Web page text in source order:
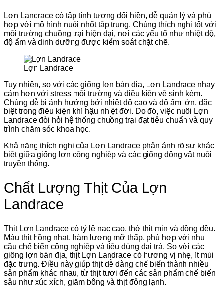
Lợn Landrace có tập tính tương đối hiền, dễ quản lý và phù
hợp với mô hình nuôi nhốt tập trung. Chúng thích nghi tốt với
môi trường chuồng trại hiện đại, nơi các yếu tố như nhiệt độ,
độ ẩm và dinh dưỡng được kiểm soát chặt chẽ.
Lợn Landrace
Tuy nhiên, so với các giống lợn bản địa, Lợn Landrace nhạy
cảm hơn với stress môi trường và điều kiện vệ sinh kém.
Chúng dễ bị ảnh hưởng bởi nhiệt độ cao và độ ẩm lớn, đặc
biệt trong điều kiện khí hậu nhiệt đới. Do đó, việc nuôi Lợn
Landrace đòi hỏi hệ thống chuồng trại đạt tiêu chuẩn và quy
trình chăm sóc khoa học.
Khả năng thích nghi của Lợn Landrace phản ánh rõ sự khác
biệt giữa giống lợn công nghiệp và các giống động vật nuôi
truyền thống.
Chất Lượng Thịt Của Lợn
Landrace
Thịt Lợn Landrace có tỷ lệ nạc cao, thớ thịt mịn và đồng đều.
Màu thịt hồng nhạt, hàm lượng mỡ thấp, phù hợp với nhu
cầu chế biến công nghiệp và tiêu dùng đại trà. So với các
giống lợn bản địa, thịt Lợn Landrace có hương vị nhẹ, ít mùi
đặc trưng. Điều này giúp thịt dễ dàng chế biến thành nhiều
sản phẩm khác nhau, từ thịt tươi đến các sản phẩm chế biến
sâu như xúc xích, giăm bông và thịt đông lạnh.